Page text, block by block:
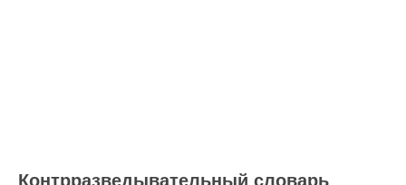
Контрразведывательный словарь